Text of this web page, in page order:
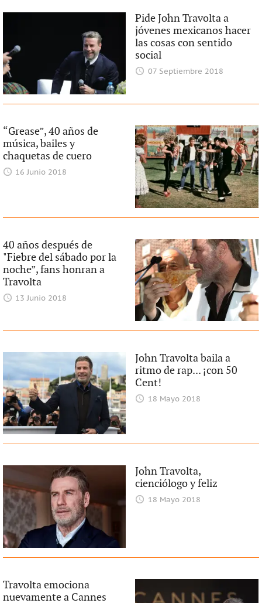
Pide John Travolta a
jóvenes mexicanos hacer
las cosas con sentido
social
07 Septiembre 2018
“Grease”, 40 años de
música, bailes y
chaquetas de cuero
16 Junio 2018
40 años después de
"Fiebre del sábado por la
noche”, fans honran a
Travolta
13 Junio 2018
John Travolta baila a
ritmo de rap... ¡con 50
Cent!
18 Mayo 2018
John Travolta,
cienciólogo y feliz
18 Mayo 2018
Travolta emociona
nuevamente a Cannes